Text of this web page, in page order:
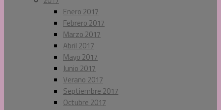
Enero 2017
Febrero 2017
Marzo 2017
Abril 2017
Mayo 2017
Junio 2017
Verano 2017
Septiembre 2017
Octubre 2017